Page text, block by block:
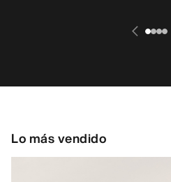
Lo más vendido